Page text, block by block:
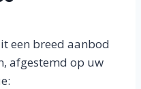
een breed aanbod
afgestemd op uw